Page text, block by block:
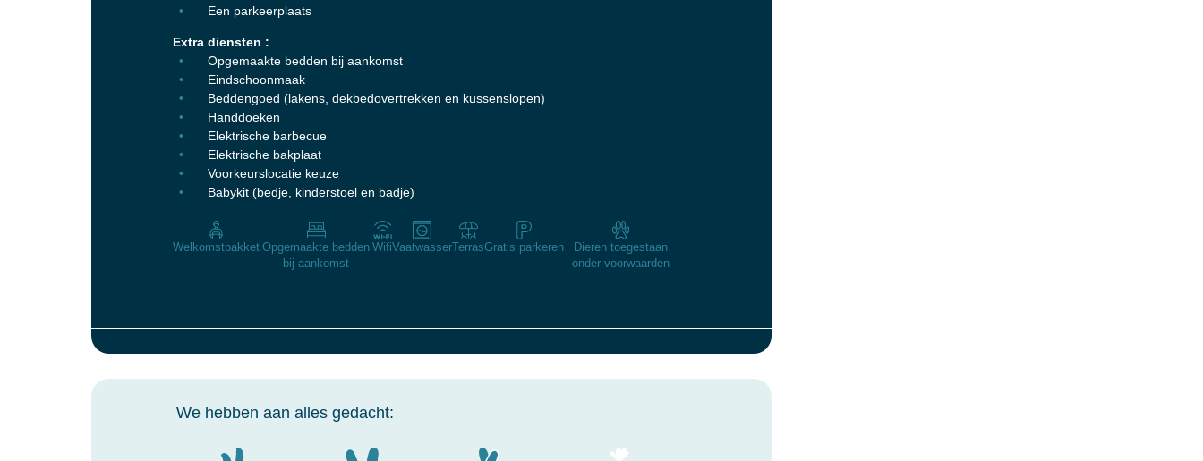
Een parkeerplaats
Extra diensten :
Opgemaakte bedden bij aankomst
Eindschoonmaak
Beddengoed (lakens, dekbedovertrekken en kussenslopen)
Handdoeken
Elektrische barbecue
Elektrische bakplaat
Voorkeurslocatie keuze
Babykit (bedje, kinderstoel en badje)
Welkomstpakket Opgemaakte bedden
bij aankomst
WifiVaatwasserTerrasGratis parkeren
Dieren toegestaan
onder voorwaarden
We hebben aan alles gedacht: